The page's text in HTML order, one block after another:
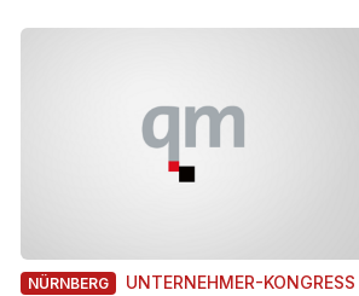
NÜRNBERG
UNTERNEHMER-KONGRESS